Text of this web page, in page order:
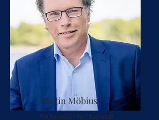
Martin Möbius
Fachanwalt / Rechtsanwalt